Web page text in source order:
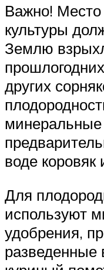
Важно!
культуры
Землю
других
минеральные
воде
Для
используют
удобрения,
разведенные